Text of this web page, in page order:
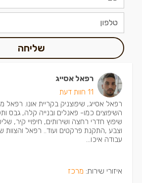
שליחה
רפאל אסייג
11 חוות דעת
רפאל אסייג, שיפוצניק בקריית אונו.
השיפוצים כמו- פאנלים ובנייה קלה, גבס
שיפוץ חדרי רחצה ושירותים, חיפויי קיר,
וצבע ,התקנת פרקטים ועוד.. רפאל והצוות
עבודה איכו...
איזורי שירות: מרכז